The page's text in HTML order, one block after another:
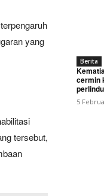
yang
tersebut,
Berita
cermin
5